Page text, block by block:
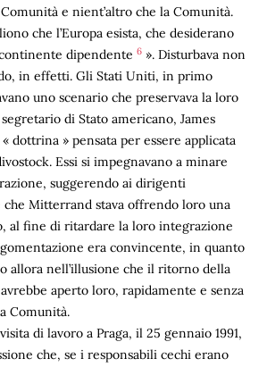
e nient’altro che la Comunità.
che l’Europa esista, che desiderano
dipendente 6 ». Disturbava non
in effetti. Gli Stati Uniti, in primo
uno scenario che preservava la loro
di Stato americano, James
dottrina » pensata per essere applicata
Essi si impegnavano a minare
suggerendo ai dirigenti
che Mitterrand stava offrendo loro una
al fine di ritardare la loro integrazione
era convincente, in quanto
allora nell’illusione che il ritorno della
aperto loro, rapidamente e senza
Comunità.
di lavoro a Praga, il 25 gennaio 1991,
che, se i responsabili cechi erano